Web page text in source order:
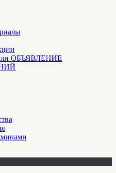
ОБЪЯВЛЕНИЕ